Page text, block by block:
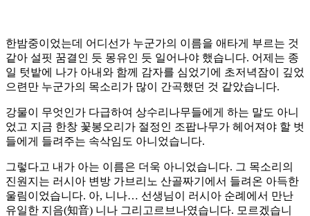
한밤중이었는데 어디선가 누군가의 이름을 애타게 부르는 것
같아 설핏 꿈결인 듯 몽유인 듯 일어나야 했습니다. 어제는 종
일 텃밭에 나가 아내와 함께 감자를 심었기에 초저녁잠이 깊었
으련만 누군가의 목소리가 많이 간곡했던 것 같았습니다.
강물이 무엇인가 다급하여 상수리나무들에게 하는 말도 아니
었고 지금 한창 꽃봉오리가 절정인 조팝나무가 헤어져야 할 벗
들에게 들려주는 속삭임도 아니었습니다.
그렇다고 내가 아는 이름은 더욱 아니었습니다. 그 목소리의
진원지는 러시아 변방 가브리노 산골짜기에서 들려온 아득한
울림이었습니다. 아, 니나… 선생님이 러시아 순례에서 만난
유일한 지음(知音) 니나 그리고르브나였습니다. 모르겠습니